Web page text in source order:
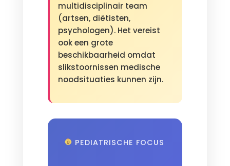
multidisciplinair team
(artsen, diëtisten,
psychologen). Het vereist
ook een grote
beschikbaarheid omdat
slikstoornissen medische
noodsituaties kunnen zijn.
PEDIATRISCHE FOCUS